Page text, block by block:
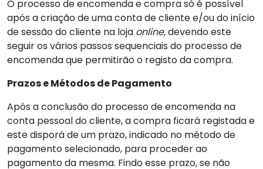
O processo de encomenda e compra só é possível
após a criação de uma conta de cliente e/ou do início
de sessão do cliente na loja online,devendo este
seguir os vários passos sequenciais do processo de
encomenda que permitirão o registo da compra.
Prazos e Métodos de Pagamento
Após a conclusão do processo de encomenda na
conta pessoal do cliente, a compra ficará registada e
este disporá de um prazo, indicado no método de
pagamento selecionado, para proceder ao
pagamento da mesma. Findo esse prazo, se não